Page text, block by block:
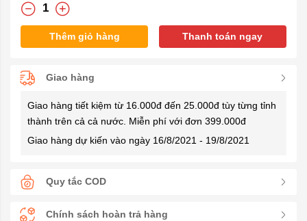
Thêm giỏ hàng Thanh toán ngay
Giao hàng
Giao hàng tiết kiệm từ 16.000đ đến 25.000đ tùy từng tỉnh
thành trên cả cả nước. Miễn phí với đơn 399.000đ
Giao hàng dự kiến vào ngày 16/8/2021 - 19/8/2021
Quy tắc COD
Chính sách hoàn trả hàng